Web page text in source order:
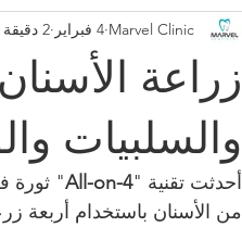
والسلبيات
Marvel Clinic 4 فبراير 2 دقيقة قراءة
أحدثت تقنية "All-on-4" ثورة
من الأسنان باستخدام أربعة